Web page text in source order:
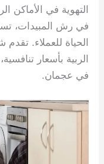
التهوية في الأماكن
في رش المبيدات،
الحياة للعملاء.
الربية بأسعار
في عجمان.